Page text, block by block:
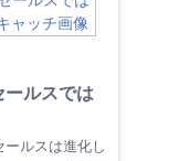
ールスでは
ルスは進化し